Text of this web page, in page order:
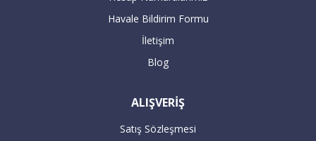
adresinize teslimat ve aynı anda kurulum
gerçekleştirilecektir.
siparişleriniz takip eden bir sonraki gün
kargolanmaktadır.
Havale Bildirim Formu
İletişim
Blog
ALIŞVERİŞ
Satış Sözleşmesi